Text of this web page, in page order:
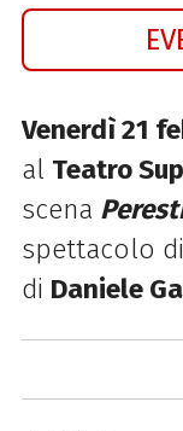
Venerdì 21
al Teatro
scena
spettacolo
di Daniele